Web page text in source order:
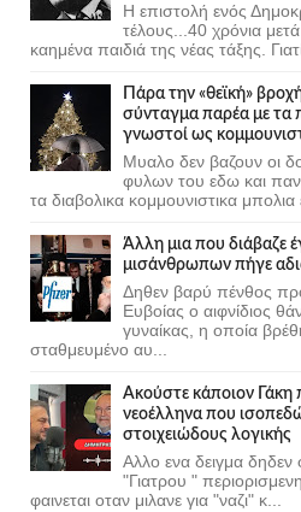
Η επιστολή ενός
τέλους...40 χρόνια
καημένα παιδιά της νέας τάξης.
Πάρα την «θεϊκή»
σύνταγμα παρέα με τα
γνωστοί ως
Μυαλο δεν βαζουν οι
φυλων του εδω και
τα διαβολικα κομμουνιστικα
Άλλη μια που διάβαζε
μισάνθρωπων πήγε
Δηθεν βαρύ πένθος
Ευβοίας ο αιφνίδιος
γυναίκας, η οποία
σταθμευμένο αυ...
Ακούστε κάποιον Γάκη
νεοέλληνα που
στοιχειώδους λογικής
Αλλο ενα δειγμα
"Γιατρου "
φαινεται οταν μιλανε για "ναζι" κ...